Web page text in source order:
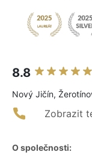
8.8
Nový Jičín,
Zobrazit
O společnosti: